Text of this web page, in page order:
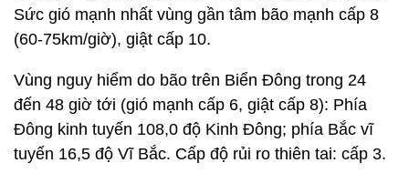
Sức gió mạnh nhất vùng gần tâm bão mạnh cấp 8
(60-75km/giờ), giật cấp 10.
Vùng nguy hiểm do bão trên Biển Đông trong 24
đến 48 giờ tới (gió mạnh cấp 6, giật cấp 8): Phía
Đông kinh tuyến 108,0 độ Kinh Đông; phía Bắc vĩ
tuyến 16,5 độ Vĩ Bắc. Cấp độ rủi ro thiên tai: cấp 3.